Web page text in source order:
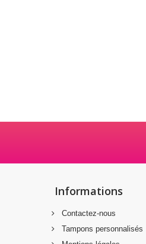
Informations
Contactez-nous
Tampons personnalisés